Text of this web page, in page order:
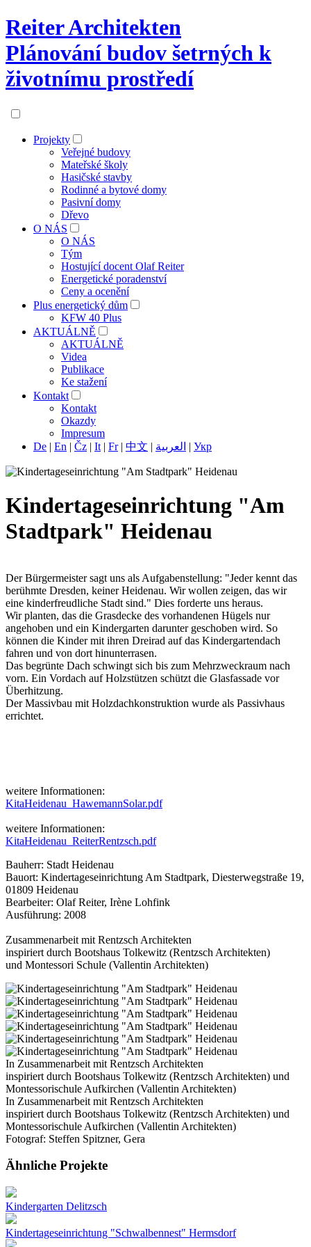
Reiter Architekten
Plánování budov šetrných k
životnímu prostředí
Projekty
Veřejné budovy
Mateřské školy
Hasičské stavby
Rodinné a bytové domy
Pasivní domy
Dřevo
O NÁS
O NÁS
Tým
Hostující docent Olaf Reiter
Energetické poradenství
Ceny a ocenění
Plus energetický dům
KFW 40 Plus
AKTUÁLNĚ
AKTUÁLNĚ
Videa
Publikace
Ke stažení
Kontakt
Kontakt
Okazdy
Impresum
De | En | Čz | It | Fr| 中文 | العربية | Укр
Kindertageseinrichtung "Am
Stadtpark" Heidenau
Der Bürgermeister sagt uns als Aufgabenstellung: "Jeder kennt das
berühmte Dresden, keiner Heidenau. Wir wollen zeigen, das wir
eine kinderfreudliche Stadt sind." Dies forderte uns heraus.
Wir planten, das die Grasdecke des vorhandenen Hügels nur
angehoben und ein Kindergarten darunter geschoben wird. So
können die Kinder mit ihren Dreirad auf das Kindergartendach
fahren und von dort hinunterrasen.
Das begrünte Dach schwingt sich bis zum Mehrzweckraum nach
vorn. Ein Vordach auf Holzstützen schützt die Glasfassade vor
Überhitzung.
Der Massivbau mit Holzdachkonstruktion wurde als Passivhaus
errichtet.
weitere Informationen:
KitaHeidenau_HawemannSolar.pdf
weitere Informationen:
KitaHeidenau_ReiterRentzsch.pdf
Bauherr: Stadt Heidenau
Bauort: Kindertageseinrichtung Am Stadtpark, Diesterwegstraße 19,
01809 Heidenau
Bearbeiter: Olaf Reiter, Irène Lohfink
Ausführung: 2008
Zusammenarbeit mit Rentzsch Architekten
inspiriert durch Bootshaus Tolkewitz (Rentzsch Architekten)
und Montessori Schule (Vallentin Architekten)
In Zusammenarbeit mit Rentzsch Architekten
inspiriert durch Bootshaus Tolkewitz (Rentzsch Architekten) und
Montessorischule Aufkirchen (Vallentin Architekten)
In Zusammenarbeit mit Rentzsch Architekten
inspiriert durch Bootshaus Tolkewitz (Rentzsch Architekten) und
Montessorischule Aufkirchen (Vallentin Architekten)
Fotograf: Steffen Spitzner, Gera
Ähnliche Projekte
Kindergarten Delitzsch
Kindertageseinrichtung "Schwalbennest" Hermsdorf